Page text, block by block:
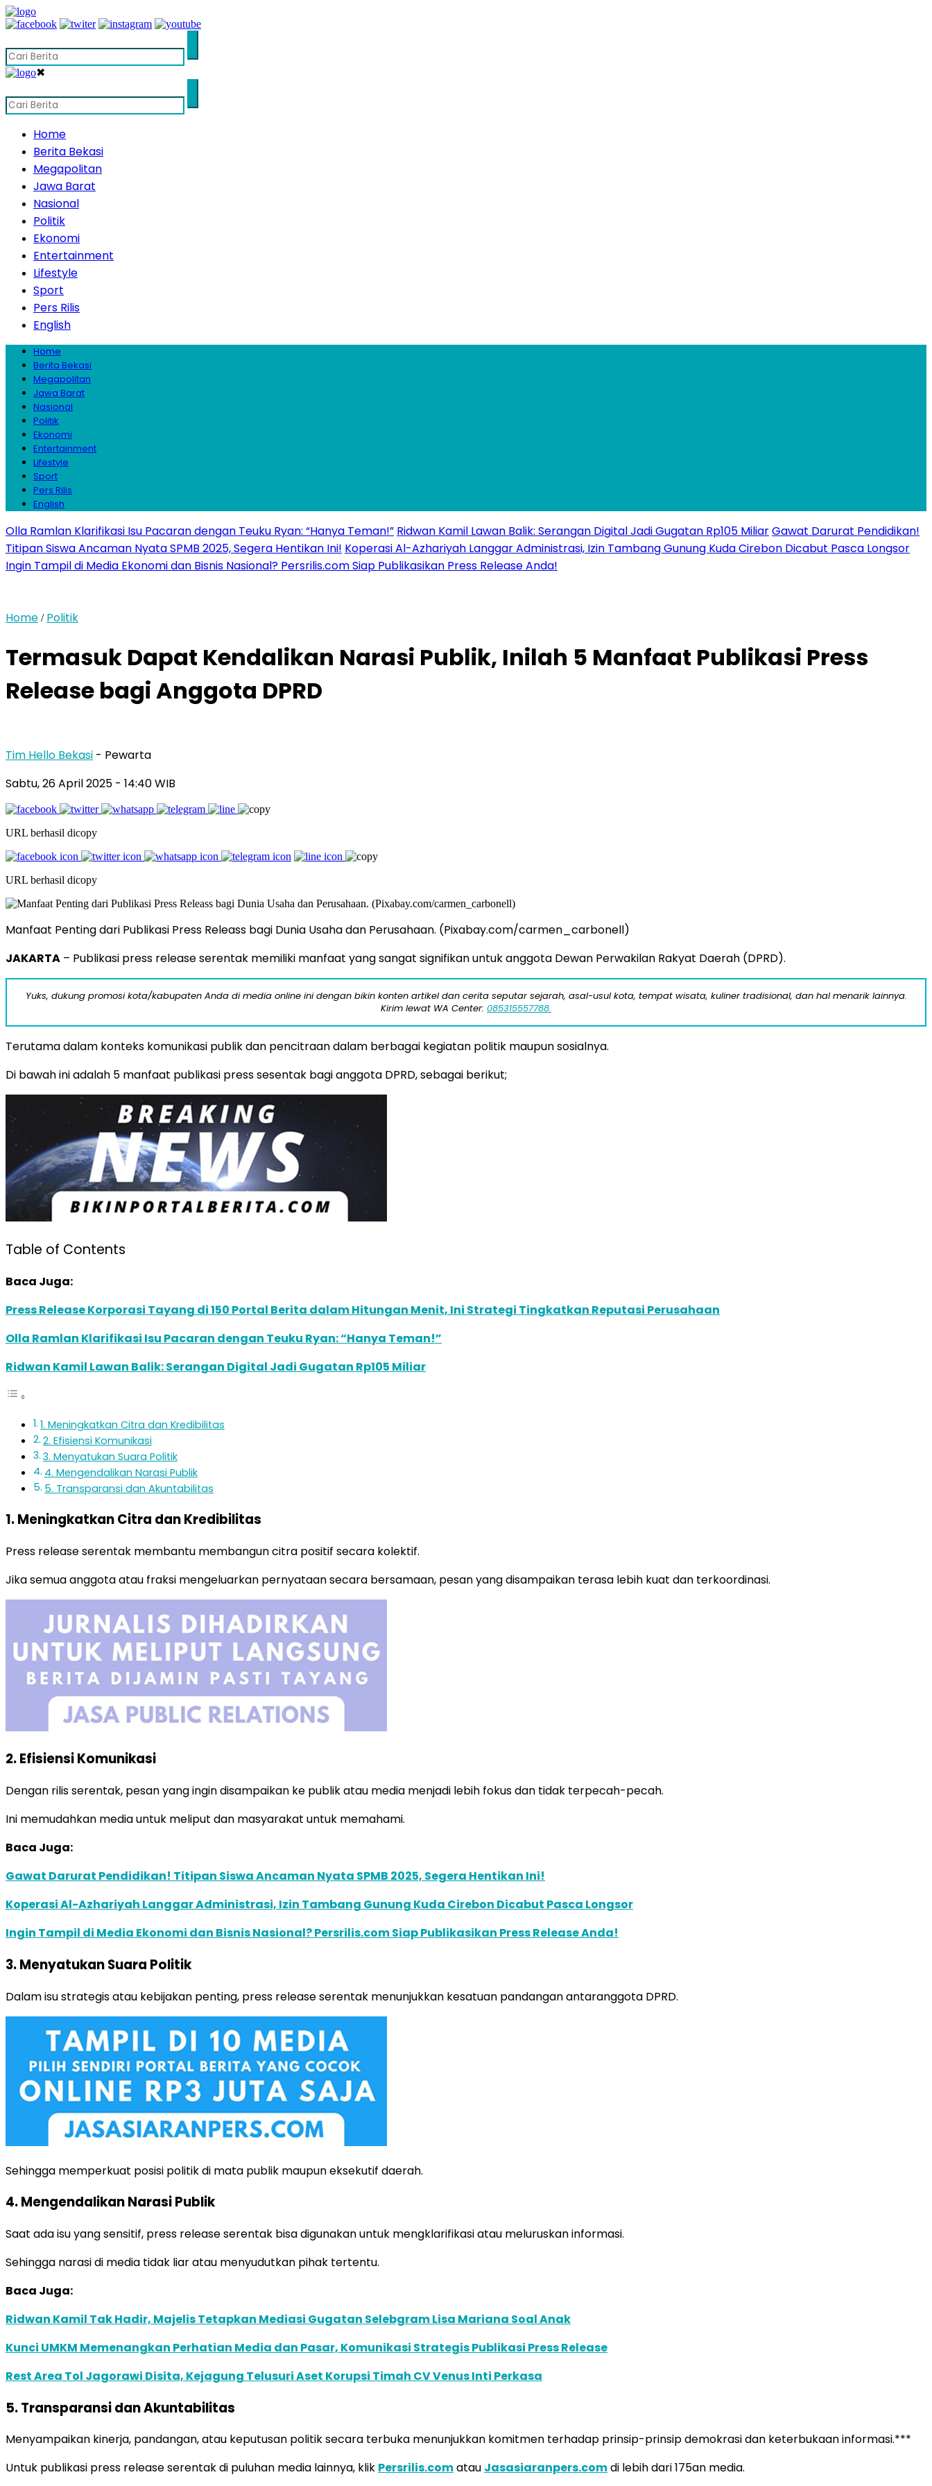
✖
Home
Berita Bekasi
Megapolitan
Jawa Barat
Nasional
Politik
Ekonomi
Entertainment
Lifestyle
Sport
Pers Rilis
English
Home
Berita Bekasi
Megapolitan
Jawa Barat
Nasional
Politik
Ekonomi
Entertainment
Lifestyle
Sport
Pers Rilis
English
Olla Ramlan Klarifikasi Isu Pacaran dengan Teuku Ryan: “Hanya Teman!” Ridwan Kamil Lawan Balik: Serangan Digital Jadi Gugatan Rp105 MiliarGawat Darurat Pendidikan!
Titipan Siswa Ancaman Nyata SPMB 2025, Segera Hentikan Ini! Koperasi Al-Azhariyah Langgar Administrasi, Izin Tambang Gunung Kuda Cirebon Dicabut Pasca Longsor
Ingin Tampil di Media Ekonomi dan Bisnis Nasional? Persrilis.com Siap Publikasikan Press Release Anda!
Home / Politik
Termasuk Dapat Kendalikan Narasi Publik, Inilah 5 Manfaat Publikasi Press
Release bagi Anggota DPRD
Tim Hello Bekasi - Pewarta
Sabtu, 26 April 2025 - 14:40 WIB
URL berhasil dicopy
URL berhasil dicopy
Manfaat Penting dari Publikasi Press Releass bagi Dunia Usaha dan Perusahaan. (Pixabay.com/carmen_carbonell)
JAKARTA – Publikasi press release serentak memiliki manfaat yang sangat signifikan untuk anggota Dewan Perwakilan Rakyat Daerah (DPRD).
Yuks, dukung promosi kota/kabupaten Anda di media online ini dengan bikin konten artikel dan cerita seputar sejarah, asal-usul kota, tempat wisata, kuliner tradisional, dan hal menarik lainnya.
Kirim lewat WA Center: 085315557788.
Terutama dalam konteks komunikasi publik dan pencitraan dalam berbagai kegiatan politik maupun sosialnya.
Di bawah ini adalah 5 manfaat publikasi press sesentak bagi anggota DPRD, sebagai berikut;
Table of Contents
Baca Juga:
Press Release Korporasi Tayang di 150 Portal Berita dalam Hitungan Menit, Ini Strategi Tingkatkan Reputasi Perusahaan
Olla Ramlan Klarifikasi Isu Pacaran dengan Teuku Ryan: “Hanya Teman!”
Ridwan Kamil Lawan Balik: Serangan Digital Jadi Gugatan Rp105 Miliar
1. Meningkatkan Citra dan Kredibilitas
2. Efisiensi Komunikasi
3. Menyatukan Suara Politik
4. Mengendalikan Narasi Publik
5. Transparansi dan Akuntabilitas
1. Meningkatkan Citra dan Kredibilitas
Press release serentak membantu membangun citra positif secara kolektif.
Jika semua anggota atau fraksi mengeluarkan pernyataan secara bersamaan, pesan yang disampaikan terasa lebih kuat dan terkoordinasi.
2. Efisiensi Komunikasi
Dengan rilis serentak, pesan yang ingin disampaikan ke publik atau media menjadi lebih fokus dan tidak terpecah-pecah.
Ini memudahkan media untuk meliput dan masyarakat untuk memahami.
Baca Juga:
Gawat Darurat Pendidikan! Titipan Siswa Ancaman Nyata SPMB 2025, Segera Hentikan Ini!
Koperasi Al-Azhariyah Langgar Administrasi, Izin Tambang Gunung Kuda Cirebon Dicabut Pasca Longsor
Ingin Tampil di Media Ekonomi dan Bisnis Nasional? Persrilis.com Siap Publikasikan Press Release Anda!
3. Menyatukan Suara Politik
Dalam isu strategis atau kebijakan penting, press release serentak menunjukkan kesatuan pandangan antaranggota DPRD.
Sehingga memperkuat posisi politik di mata publik maupun eksekutif daerah.
4. Mengendalikan Narasi Publik
Saat ada isu yang sensitif, press release serentak bisa digunakan untuk mengklarifikasi atau meluruskan informasi.
Sehingga narasi di media tidak liar atau menyudutkan pihak tertentu.
Baca Juga:
Ridwan Kamil Tak Hadir, Majelis Tetapkan Mediasi Gugatan Selebgram Lisa Mariana Soal Anak
Kunci UMKM Memenangkan Perhatian Media dan Pasar, Komunikasi Strategis Publikasi Press Release
Rest Area Tol Jagorawi Disita, Kejagung Telusuri Aset Korupsi Timah CV Venus Inti Perkasa
5. Transparansi dan Akuntabilitas
Menyampaikan kinerja, pandangan, atau keputusan politik secara terbuka menunjukkan komitmen terhadap prinsip-prinsip demokrasi dan keterbukaan informasi.***
Untuk publikasi press release serentak di puluhan media lainnya, klik Persrilis.comatau Jasasiaranpers.comdi lebih dari 175an media.